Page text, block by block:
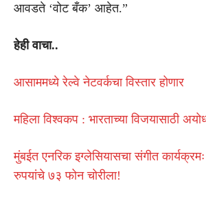
आवडते ‘वोट बँक’ आहेत.”
हेही वाचा..
आसाममध्ये रेल्वे नेटवर्कचा विस्तार होणार
महिला विश्वकप : भारताच्या विजयासाठी
मुंबईत एनरिक इग्लेसियासचा संगीत
रुपयांचे ७३ फोन चोरीला!